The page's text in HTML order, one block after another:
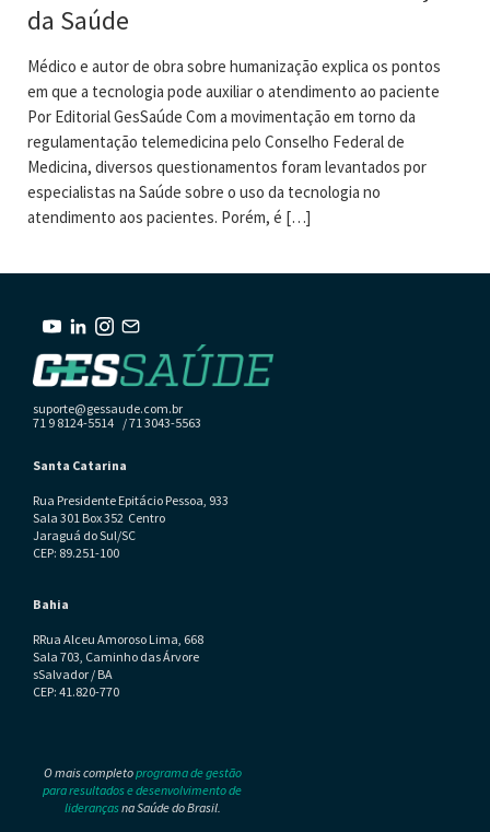
da Saúde
Médico e autor de obra sobre humanização explica os pontos
em que a tecnologia pode auxiliar o atendimento ao paciente
Por Editorial GesSaúde Com a movimentação em torno da
regulamentação telemedicina pelo Conselho Federal de
Medicina, diversos questionamentos foram levantados por
especialistas na Saúde sobre o uso da tecnologia no
atendimento aos pacientes. Porém, é […]
suporte@gessaude.com.br
71 9 8124-5514 / 71 3043-5563
Santa Catarina
Rua Presidente Epitácio Pessoa, 933
Sala 301 Box 352 Centro
Jaraguá do Sul/SC
CEP: 89.251-100
Bahia
RRua Alceu Amoroso Lima, 668
Sala 703, Caminho das Árvore
sSalvador / BA
CEP: 41.820-770
O mais completoprograma de gestão
para resultados e desenvolvimento de
liderançasna Saúde do Brasil.